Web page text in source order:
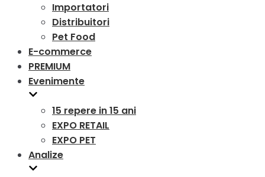
Importatori
Distribuitori
Pet Food
E-commerce
PREMIUM
Evenimente
15 repere in 15 ani
EXPO RETAIL
EXPO PET
Analize